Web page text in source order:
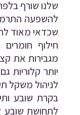
שלנו שורף
להשפעה
שכדאי מאוד
חילוף
מגבירות את
יותר
לניהול משקל
בקרת שובע
לתחושת שובע